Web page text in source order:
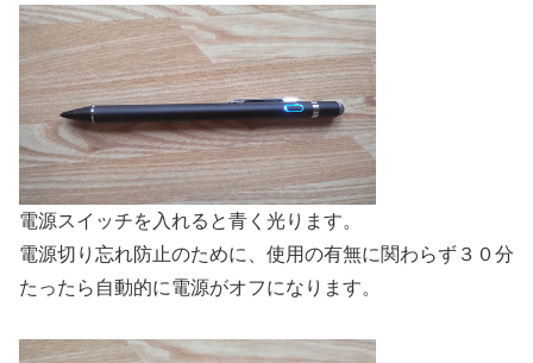
電源スイッチを入れると青く光ります。
電源切り忘れ防止のために、使用の有無に関わらず３０分
たったら自動的に電源がオフになります。